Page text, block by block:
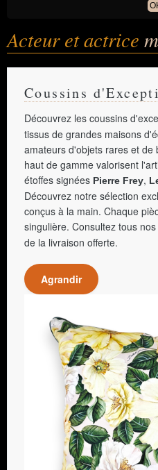
Acteur et actrice
Coussins
Découvrez les coussins
tissus de grandes maisons
amateurs d'objets rares et de
haut de gamme valorisent
étoffes signées Pierre Frey,
Découvrez notre sélection
conçus à la main. Chaque
singulière. Consultez tous nos
de la livraison offerte.
Agrandir